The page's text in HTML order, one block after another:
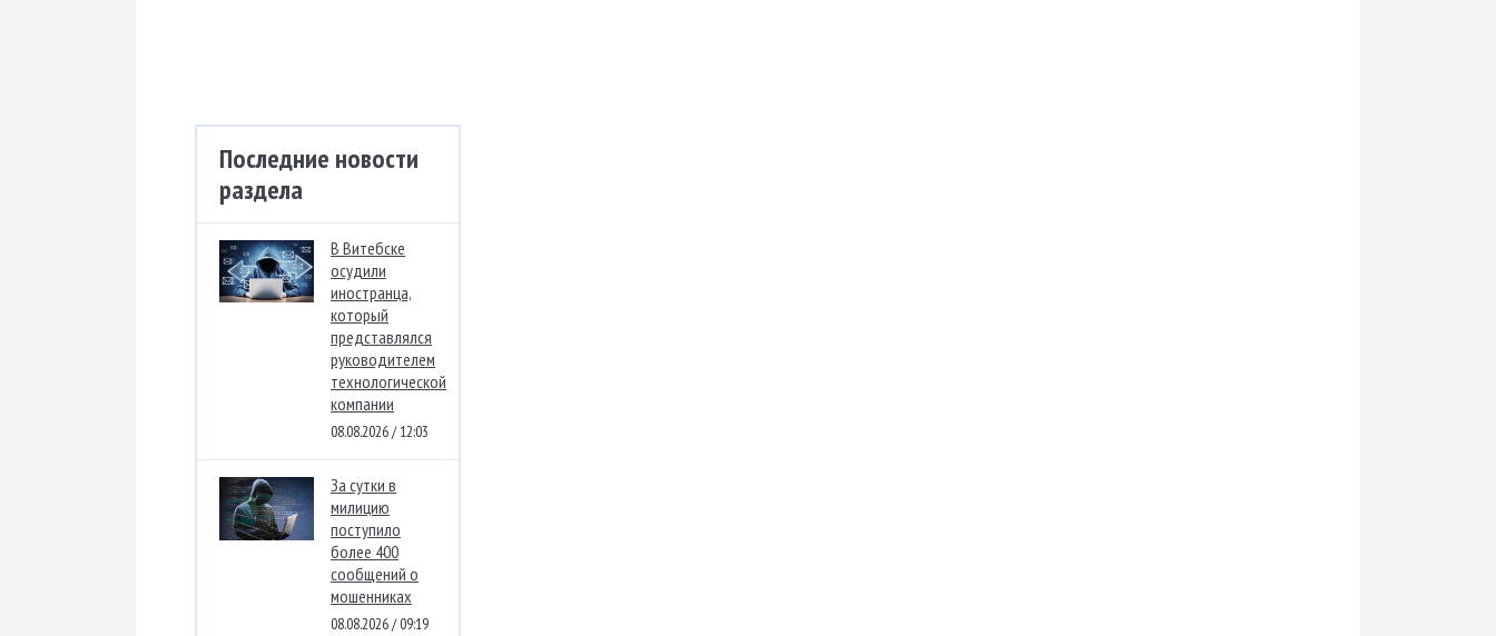
Последние новости
раздела
В Витебске
осудили
иностранца,
который
представлялся
руководителем
технологической
компании
08.08.2026 / 12:03
За сутки в
милицию
поступило
более 400
сообщений о
мошенниках
08.08.2026 / 09:19